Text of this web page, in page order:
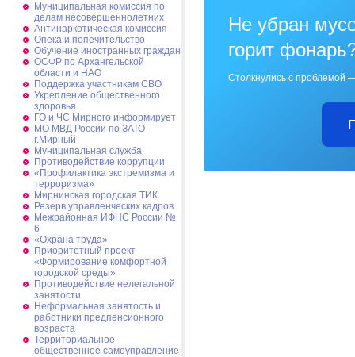
Муниципальная комиссия по
делам несовершеннолетних
Антинаркотическая комиссия
Опека и попечительство
Обучение иностранных граждан
ОСФР по Архангельской
области и НАО
Поддержка участникам СВО
Укрепление общественного
здоровья
ГО и ЧС Мирного информирует
МО МВД России по ЗАТО
г.Мирный
Муниципальная cлужба
Противодействие коррупции
«Профилактика экстремизма и
терроризма»
Мирнинская городская ТИК
Резерв управленческих кадров
Межрайонная ИФНС России №
6
«Охрана труда»
Приоритетный проект
«Формирование комфортной
городской среды»
Противодействие нелегальной
занятости
Неформальная занятость и
работники предпенсионного
возраста
Территориальное
общественное самоуправление
Не убран
горит
Столкнулись с проблемой